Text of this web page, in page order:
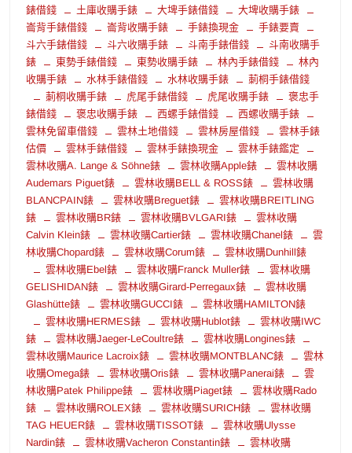
錶借錢
土庫收購手錶 大埤手錶借錢
大埤收購手錶
崙背手錶借錢
崙背收購手錶 手錶換現金
手錶要賣
斗六手錶借錢
斗六收購手錶 斗南手錶借錢
斗南收購手
錶
東勢手錶借錢 東勢收購手錶 林內手錶借錢
林內
收購手錶
水林手錶借錢 水林收購手錶
莿桐手錶借錢
莿桐收購手錶
虎尾手錶借錢 虎尾收購手錶
褒忠手
錶借錢
褒忠收購手錶 西螺手錶借錢
西螺收購手錶
雲林免留車借錢
雲林土地借錢 雲林房屋借錢
雲林手錶
估價
雲林手錶借錢 雲林手錶換現金
雲林手錶鑑定
雲林收購A. Lange & Söhne錶
雲林收購Apple錶
雲林收購
Audemars Piguet錶
雲林收購BELL & ROSS錶
雲林收購
BLANCPAIN錶
雲林收購Breguet錶
雲林收購BREITLING
錶
雲林收購BR錶 雲林收購BVLGARI錶
雲林收購
Calvin Klein錶
雲林收購Cartier錶 雲林收購Chanel錶
雲
林收購Chopard錶
雲林收購Corum錶
雲林收購Dunhill錶
雲林收購Ebel錶
雲林收購Franck Muller錶
雲林收購
GELISHIDAN錶
雲林收購Girard-Perregaux錶
雲林收購
Glashütte錶
雲林收購GUCCI錶
雲林收購HAMILTON錶
雲林收購HERMES錶
雲林收購Hublot錶
雲林收購IWC
錶
雲林收購Jaeger-LeCoultre錶
雲林收購Longines錶
雲林收購Maurice Lacroix錶
雲林收購MONTBLANC錶
雲林
收購Omega錶
雲林收購Oris錶 雲林收購Panerai錶
雲
林收購Patek Philippe錶
雲林收購Piaget錶
雲林收購Rado
錶
雲林收購ROLEX錶 雲林收購SURICH錶
雲林收購
TAG HEUER錶
雲林收購TISSOT錶
雲林收購Ulysse
Nardin錶
雲林收購Vacheron Constantin錶
雲林收購